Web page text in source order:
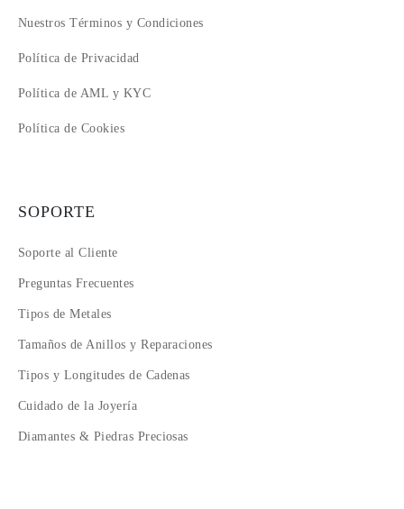
Nuestros Términos y Condiciones
Política de Privacidad
Política de AML y KYC
Política de Cookies
SOPORTE
Soporte al Cliente
Preguntas Frecuentes
Tipos de Metales
Tamaños de Anillos y Reparaciones
Tipos y Longitudes de Cadenas
Cuidado de la Joyería
Diamantes & Piedras Preciosas